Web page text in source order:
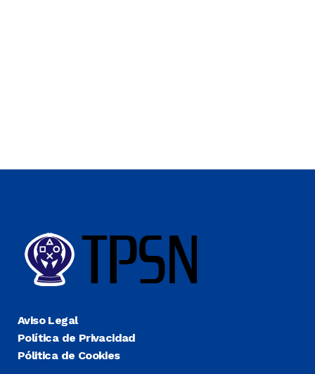
Aviso Legal
Política de Privacidad
Pólitica de Cookies